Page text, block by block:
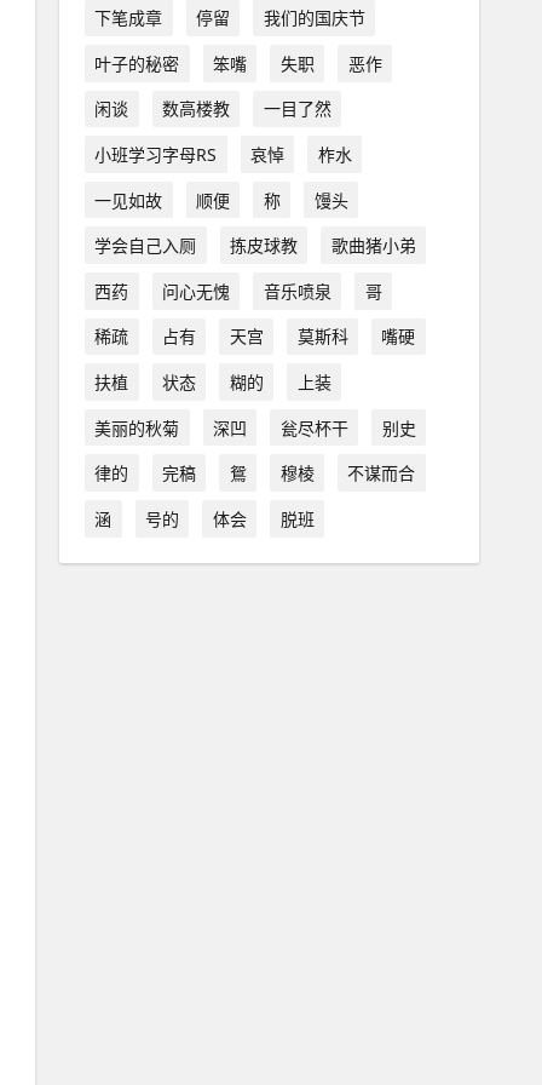
下笔成章 停留
我们的国庆节
叶子的秘密
笨嘴 失职
恶作
闲谈
数高楼教
一目了然
小班学习字母RS
哀悼
柞水
一见如故
顺便 称
馒头
学会自己入厕
拣皮球教
歌曲猪小弟
西药
问心无愧 音乐喷泉
哥
稀疏
占有 天宫 莫斯科
嘴硬
扶植
状态 糊的
上装
美丽的秋菊
深凹 瓮尽杯干
别史
律的
完稿 鴛 穆棱
不谋而合
涵
号的 体会 脱班